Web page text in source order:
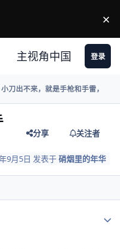
×
主视角中国 登录
小刀出不来，就是手枪和手雷，
分享 关注者
9月5日 发表于硝烟里的年华